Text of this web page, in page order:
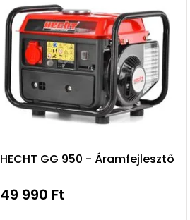
HECHT GG 950 - Áramfejlesztő
49 990 Ft